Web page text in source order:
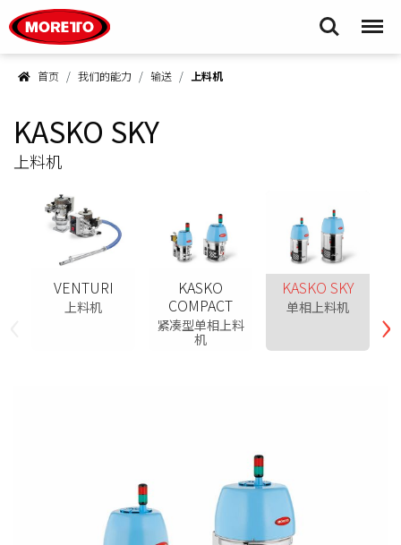
Search Menu
首页 我们的能力 输送 上料机
KASKO SKY
上料机
VENTURI
上料机
KASKO
COMPACT
紧凑型单相上料
机
KASKO SKY
单相上料机 ›